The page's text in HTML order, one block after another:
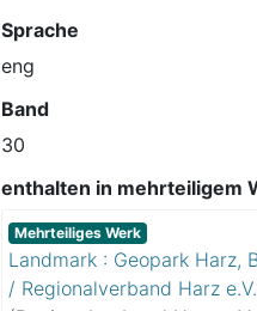
Sprache
eng
Band
30
enthalten in mehrteiligem
Mehrteiliges Werk
Landmark : Geopark Harz,
/ Regionalverband Harz e.V.